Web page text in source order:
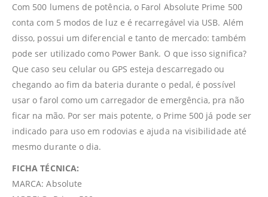
Com 500 lumens de potência, o Farol Absolute Prime 500
conta com 5 modos de luz e é recarregável via USB. Além
disso, possui um diferencial e tanto de mercado: também
pode ser utilizado como Power Bank. O que isso significa?
Que caso seu celular ou GPS esteja descarregado ou
chegando ao fim da bateria durante o pedal, é possível
usar o farol como um carregador de emergência, pra não
ficar na mão. Por ser mais potente, o Prime 500 já pode ser
indicado para uso em rodovias e ajuda na visibilidade até
mesmo durante o dia.
FICHA TÉCNICA:
MARCA: Absolute